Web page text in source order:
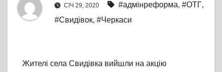
СІЧ 29, 2020 #адмінреформа, #ОТГ,
#Свидівок, #Черкаси
Жителі села Свидівка вийшли на акцію